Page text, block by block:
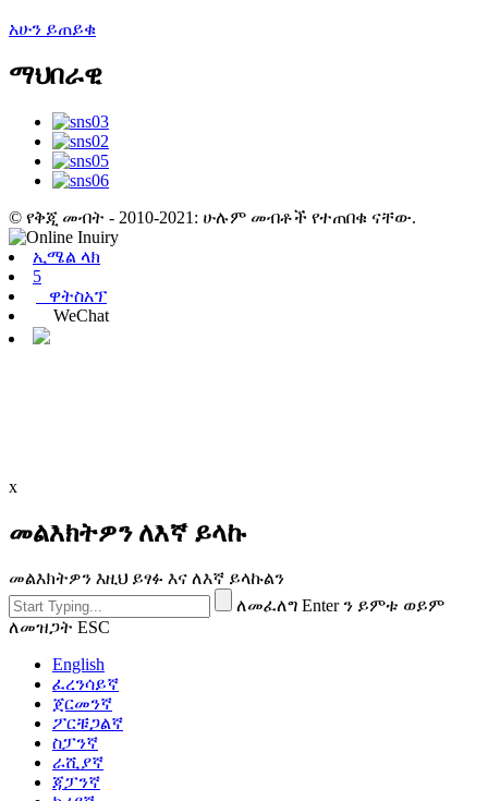
አሁን ይጠይቁ
ማህበራዊ
© የቅጂ መብት - 2010-2021: ሁሉም መብቶች የተጠበቁ ናቸው.
ኢሜል ላክ
5
ዋትስአፕ
WeChat
x
መልእክትዎን ለእኛ ይላኩ
መልእክትዎን እዚህ ይፃፉ እና ለእኛ ይላኩልን
ለመፈለግ Enter ን ይምቱ ወይም
ለመዝጋት ESC
English
ፈረንሳይኛ
ጀርመንኛ
ፖርቹጋልኛ
ስፓንኛ
ራሺያኛ
ጃፓንኛ